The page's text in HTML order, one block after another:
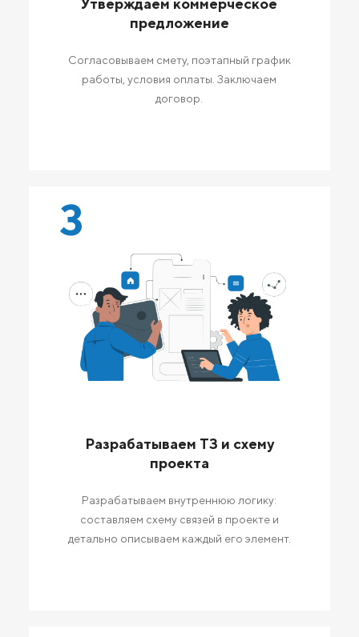
Утверждаем коммерческое
предложение
Согласовываем смету, поэтапный график
работы, условия оплаты. Заключаем
договор.
3
Разрабатываем ТЗ и схему
проекта
Разрабатываем внутреннюю логику:
составляем схему связей в проекте и
детально описываем каждый его элемент.